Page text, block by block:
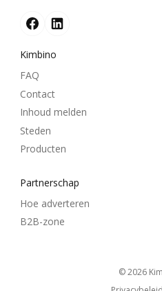
Kimbino
FAQ
Contact
Inhoud melden
Steden
Producten
Partnerschap
Hoe adverteren
B2B-zone
© 2026